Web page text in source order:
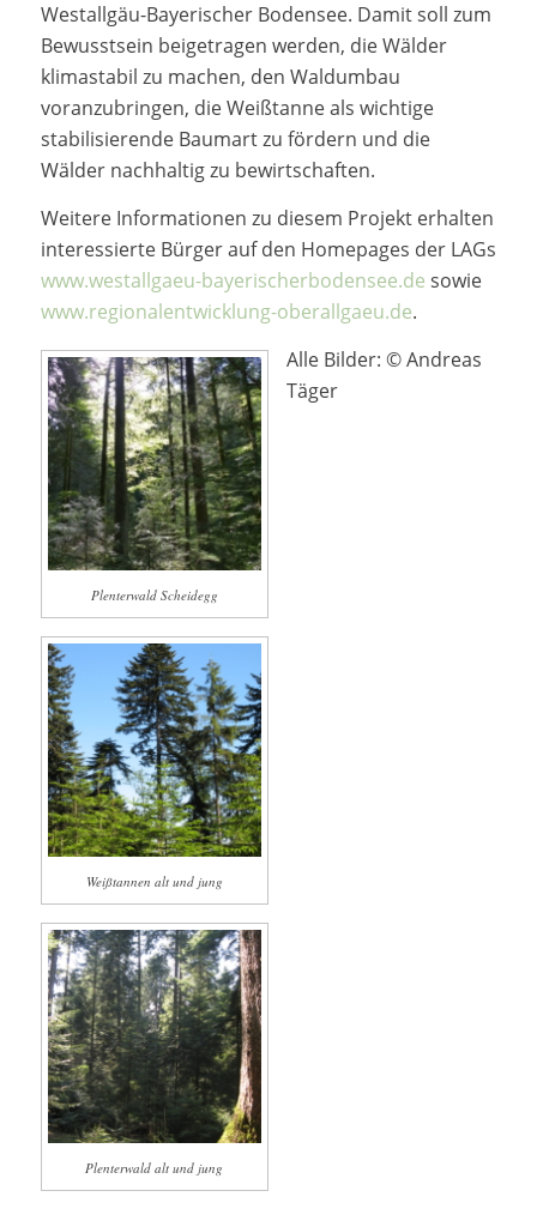
Westallgäu-Bayerischer Bodensee. Damit soll zum
Bewusstsein beigetragen werden, die Wälder
klimastabil zu machen, den Waldumbau
voranzubringen, die Weißtanne als wichtige
stabilisierende Baumart zu fördern und die
Wälder nachhaltig zu bewirtschaften.
Weitere Informationen zu diesem Projekt erhalten
interessierte Bürger auf den Homepages der LAGs
www.westallgaeu-bayerischerbodensee.de sowie
www.regionalentwicklung-oberallgaeu.de.
Plenterwald Scheidegg
Weißtannen alt und jung
Plenterwald alt und jung
Alle Bilder: © Andreas
Täger